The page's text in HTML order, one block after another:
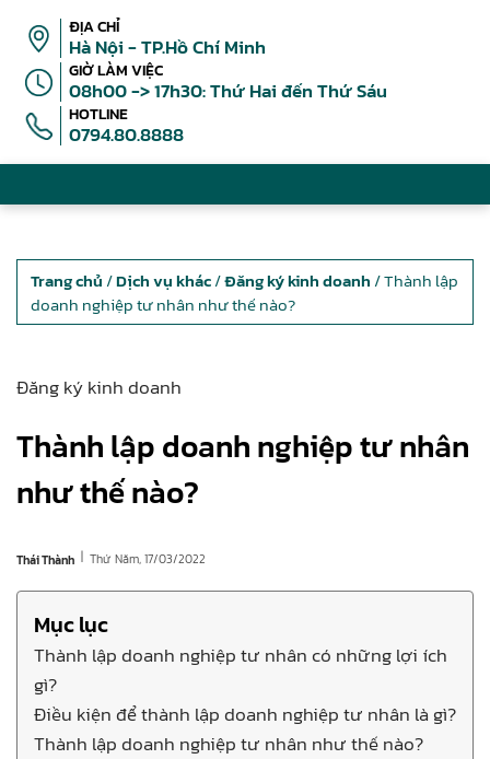
ĐỊA CHỈ
Hà Nội - TP.Hồ Chí Minh
GIỜ LÀM VIỆC
08h00 -> 17h30: Thứ Hai đến Thứ Sáu
HOTLINE
0794.80.8888
Trang chủ /Dịch vụ khác/Đăng ký kinh doanh / Thành lập
doanh nghiệp tư nhân như thế nào?
Đăng ký kinh doanh
Thành lập doanh nghiệp tư nhân
như thế nào?
Thái Thành | Thứ Năm, 17/03/2022
Mục lục
Thành lập doanh nghiệp tư nhân có những lợi ích
gì?
Điều kiện để thành lập doanh nghiệp tư nhân là gì?
Thành lập doanh nghiệp tư nhân như thế nào?